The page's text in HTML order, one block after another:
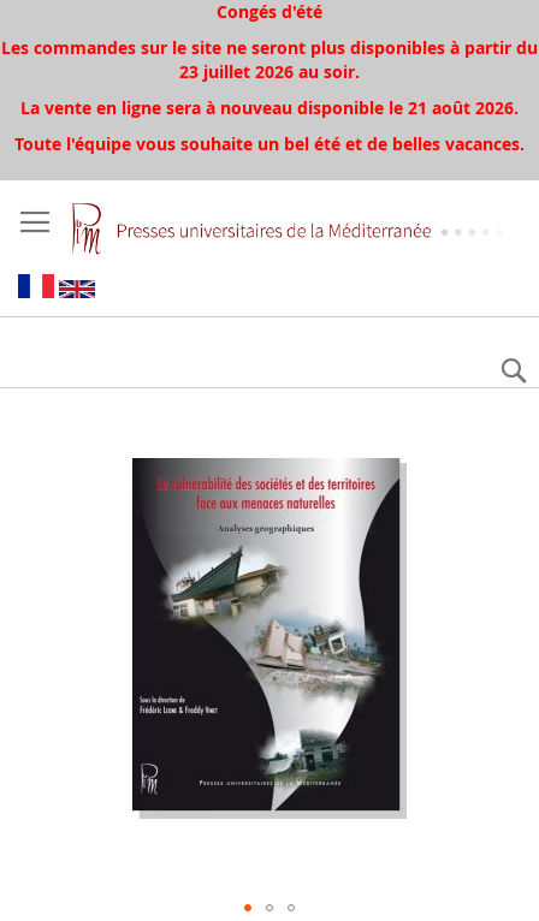
Congés d'été
Les commandes sur le site ne seront plus disponibles à partir du
23 juillet 2026 au soir.
La vente en ligne sera à nouveau disponible le 21 août 2026.
Toute l'équipe vous souhaite un bel été et de belles vacances.